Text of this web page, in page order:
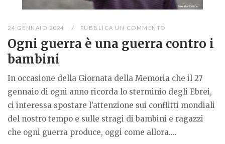
24 GENNAIO 2024 PUBBLICA UN COMMENTO
Ogni guerra è una guerra contro i
bambini
In occasione della Giornata della Memoria che il 27
gennaio di ogni anno ricorda lo sterminio degli Ebrei,
ci interessa spostare l’attenzione sui conflitti mondiali
del nostro tempo e sulle stragi di bambini e ragazzi
che ogni guerra produce, oggi come allora....